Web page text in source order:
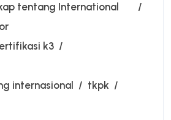
tentang International
k3
internasional
tkpk